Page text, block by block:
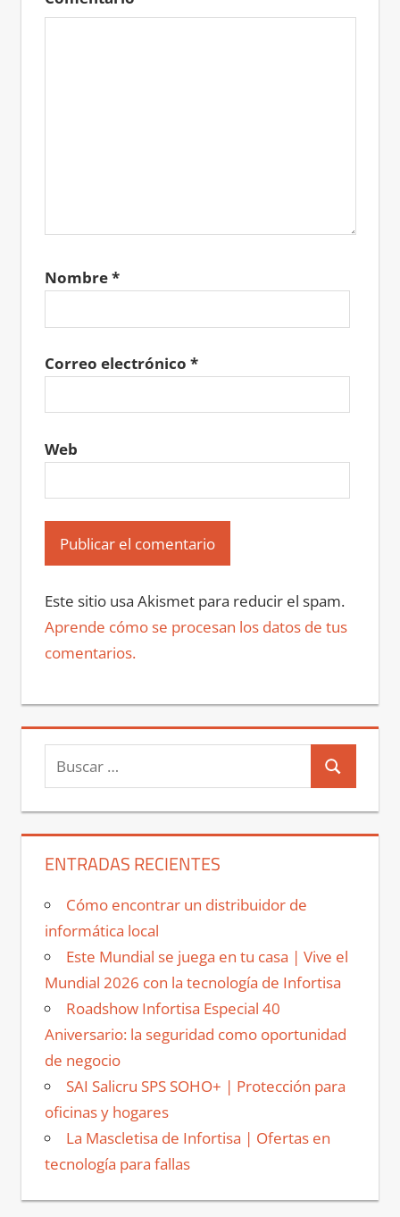
Nombre*
Correo electrónico *
Web
Este sitio usa Akismet para reducir el spam.
Aprende cómo se procesan los datos de tus
comentarios.
Buscar:
Buscar
ENTRADAS RECIENTES
Cómo encontrar un distribuidor de
informática local
Este Mundial se juega en tu casa | Vive el
Mundial 2026 con la tecnología de Infortisa
Roadshow Infortisa Especial 40
Aniversario: la seguridad como oportunidad
de negocio
SAI Salicru SPS SOHO+ | Protección para
oficinas y hogares
La Mascletisa de Infortisa | Ofertas en
tecnología para fallas